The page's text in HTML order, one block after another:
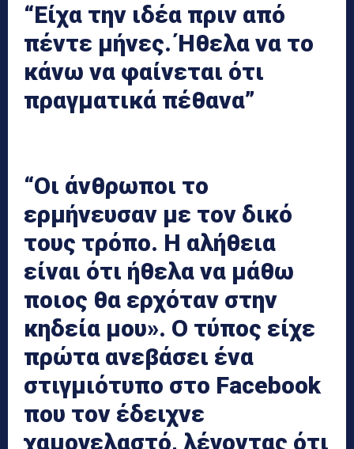
“Είχα την ιδέα πριν από
πέντε μήνες. Ήθελα να το
κάνω να φαίνεται ότι
πραγματικά πέθανα”
“Οι άνθρωποι το
ερμήνευσαν με τον δικό
τους τρόπο. Η αλήθεια
είναι ότι ήθελα να μάθω
ποιος θα ερχόταν στην
κηδεία μου». Ο τύπος είχε
πρώτα ανεβάσει ένα
στιγμιότυπο στο Facebook
που τον έδειχνε
χαμογελαστό, λέγοντας ότι